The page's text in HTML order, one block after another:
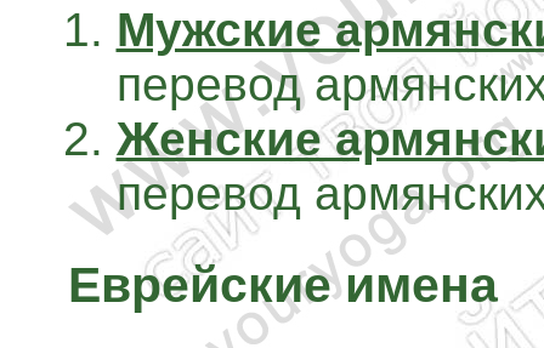
Мужские
перевод
Женские
перевод
Еврейские имена